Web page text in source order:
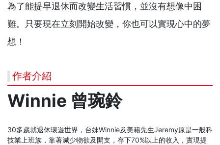
為了能提早退休而改變生活習慣，並沒有想像中困
難。只要現在立刻開始改變，你也可以實現心中的夢
想！
作者介紹
Winnie 曾琬鈴
30多歲就退休環遊世界，台妺Winnie及美籍先生Jeremy原是一般科
技業上班族，靠著減少物欲及開支，存下70%以上的收入，實現提